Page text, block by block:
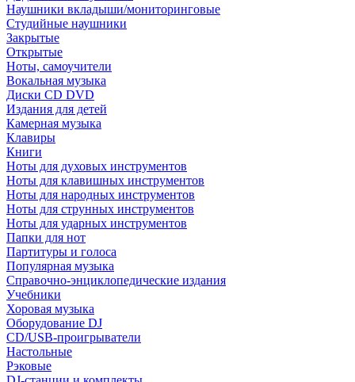
Наушники вкладыши/мониторинговые
Студийные наушники
Закрытые
Открытые
Ноты, самоучители
Вокальная музыка
Диски CD DVD
Издания для детей
Камерная музыка
Клавиры
Книги
Ноты для духовых инструментов
Ноты для клавишных инструментов
Ноты для народных инструментов
Ноты для струнных инструментов
Ноты для ударных инструментов
Папки для нот
Партитуры и голоса
Популярная музыка
Справочно-энциклопедические издания
Учебники
Хоровая музыка
Оборудование DJ
CD/USB-проигрыватели
Настольные
Рэковые